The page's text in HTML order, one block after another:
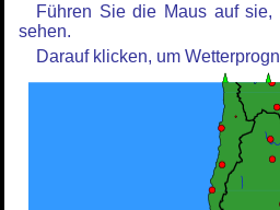
Führen Sie die Maus auf
sehen.
Darauf klicken, um